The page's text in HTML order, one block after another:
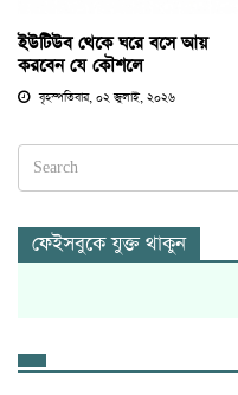
ইউটিউব থেকে ঘরে বসে আয়
করবেন যে কৌশলে
বৃহস্পতিবার, ০২ জুলাই, ২০২৬
ফেইসবুকে যুক্ত থাকুন